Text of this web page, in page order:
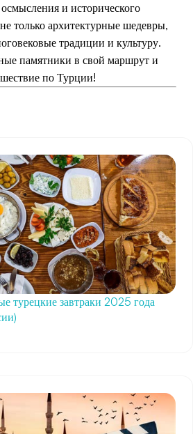
и исторического
только архитектурные шедевры,
традиции и культуру.
памятники в свой маршрут и
по Турции!
турецкие завтраки 2025 года